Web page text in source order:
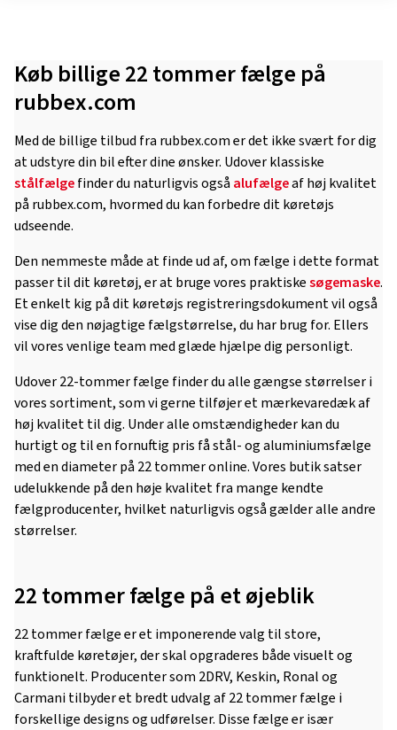
Køb billige 22 tommer fælge på
rubbex.com
Med de billige tilbud fra rubbex.com er det ikke svært for dig
at udstyre din bil efter dine ønsker. Udover klassiske
stålfælgefinder du naturligvis også alufælgeaf høj kvalitet
på rubbex.com, hvormed du kan forbedre dit køretøjs
udseende.
Den nemmeste måde at finde ud af, om fælge i dette format
passer til dit køretøj, er at bruge vores praktiskesøgemaske.
Et enkelt kig på dit køretøjs registreringsdokument vil også
vise dig den nøjagtige fælgstørrelse, du har brug for. Ellers
vil vores venlige team med glæde hjælpe dig personligt.
Udover 22-tommer fælge finder du alle gængse størrelser i
vores sortiment, som vi gerne tilføjer et mærkevaredæk af
høj kvalitet til dig. Under alle omstændigheder kan du
hurtigt og til en fornuftig pris få stål- og aluminiumsfælge
med en diameter på 22 tommer online. Vores butik satser
udelukkende på den høje kvalitet fra mange kendte
fælgproducenter, hvilket naturligvis også gælder alle andre
størrelser.
22 tommer fælge på et øjeblik
22 tommer fælge er et imponerende valg til store,
kraftfulde køretøjer, der skal opgraderes både visuelt og
funktionelt. Producenter som 2DRV, Keskin, Ronal og
Carmani tilbyder et bredt udvalg af 22 tommer fælge i
forskellige designs og udførelser. Disse fælge er især